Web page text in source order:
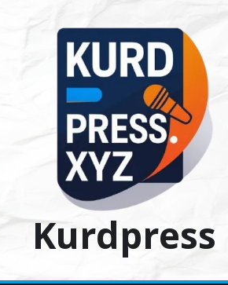
content
Kurdpress